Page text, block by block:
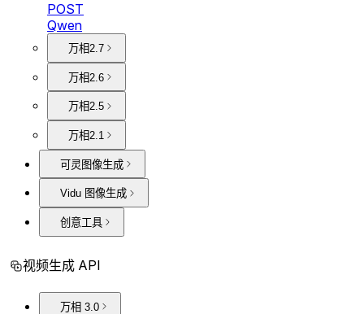
POST
Qwen
万相2.7
万相2.6
万相2.5
万相2.1
可灵图像生成
Vidu 图像生成
创意工具
视频生成 API
万相 3.0